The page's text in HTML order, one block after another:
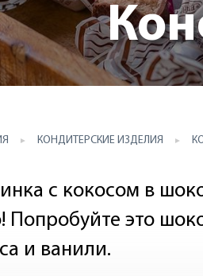
КОНДИТЕРСКИЕ ИЗДЕЛИЯ
с кокосом в
Попробуйте это
и ванили.